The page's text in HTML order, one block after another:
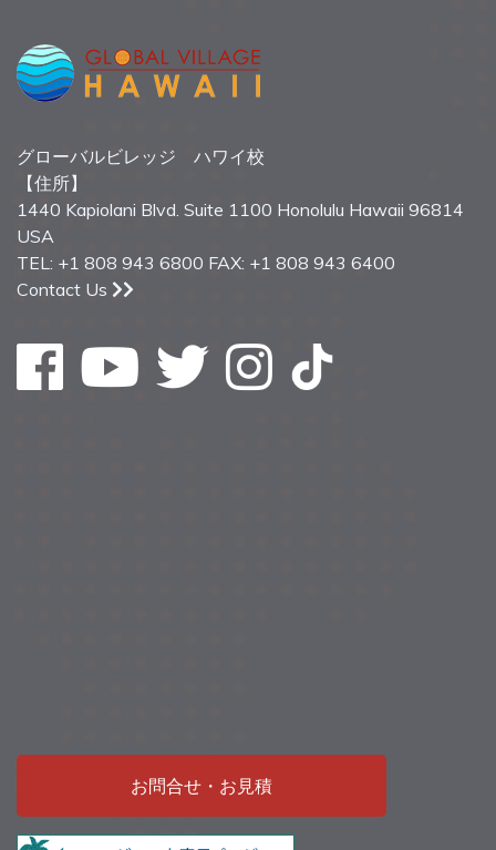
グローバルビレッジ ハワイ校
【住所】
1440 Kapiolani Blvd. Suite 1100 Honolulu Hawaii 96814
USA
TEL: +1 808 943 6800 FAX: +1 808 943 6400
Contact Us
お問合せ・お見積